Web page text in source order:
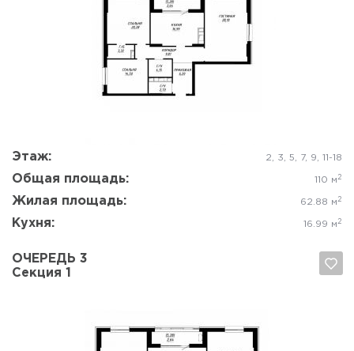
Этаж: 2, 3, 5, 7, 9, 11-18
Общая площадь: 110 м 2
Жилая площадь: 62.88 м 2
Кухня: 16.99 м 2
Да, удалить
ОЧЕРЕДЬ 3
Секция 1